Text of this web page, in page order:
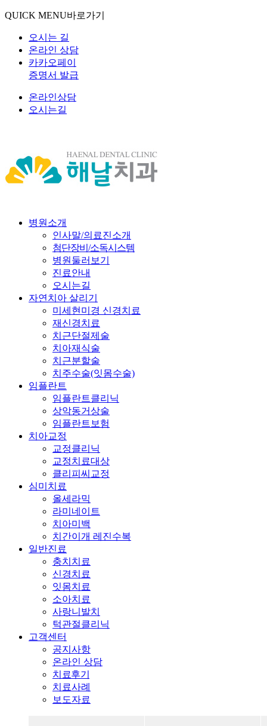
QUICK MENU바로가기
오시는 길
온라인 상담
카카오페이
증명서 발급
온라인상담
오시는길
병원소개
인사말/의료진소개
첨단장비/소독시스템
병원둘러보기
진료안내
오시는길
자연치아 살리기
미세현미경 신경치료
재신경치료
치근단절제술
치아재식술
치근분할술
치주수술(잇몸수술)
임플란트
임플란트클리닉
상악동거상술
임플란트보험
치아교정
교정클리닉
교정치료대상
클리피씨교정
심미치료
올세라믹
라미네이트
치아미백
치간이개 레진수복
일반진료
충치치료
신경치료
잇몸치료
소아치료
사랑니발치
턱관절클리닉
고객센터
공지사항
온라인 상담
치료후기
치료사례
보도자료